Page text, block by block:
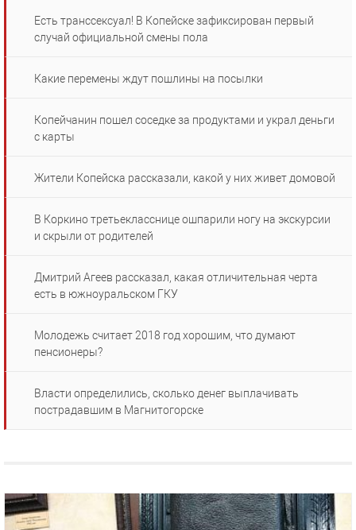
Есть транссексуал! В Копейске зафиксирован первый
случай официальной смены пола
Какие перемены ждут пошлины на посылки
Копейчанин пошел соседке за продуктами и украл деньги
с карты
Жители Копейска рассказали, какой у них живет домовой
В Коркино третьекласснице ошпарили ногу на экскурсии
и скрыли от родителей
Дмитрий Агеев рассказал, какая отличительная черта
есть в южноуральском ГКУ
Молодежь считает 2018 год хорошим, что думают
пенсионеры?
Власти определились, сколько денег выплачивать
пострадавшим в Магнитогорске